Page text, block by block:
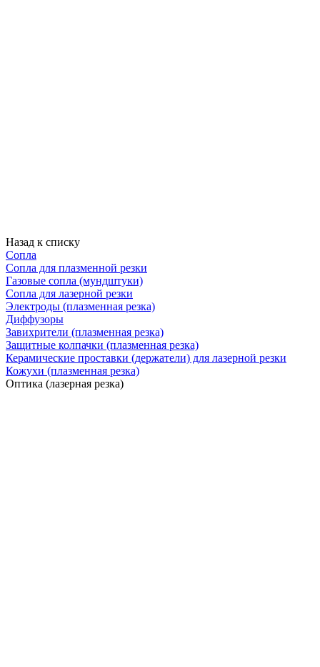
Назад к списку
Сопла
Сопла для плазменной резки
Газовые сопла (мундштуки)
Сопла для лазерной резки
Электроды (плазменная резка)
Диффузоры
Завихрители (плазменная резка)
Защитные колпачки (плазменная резка)
Керамические проставки (держатели) для лазерной резки
Кожухи (плазменная резка)
Оптика (лазерная резка)